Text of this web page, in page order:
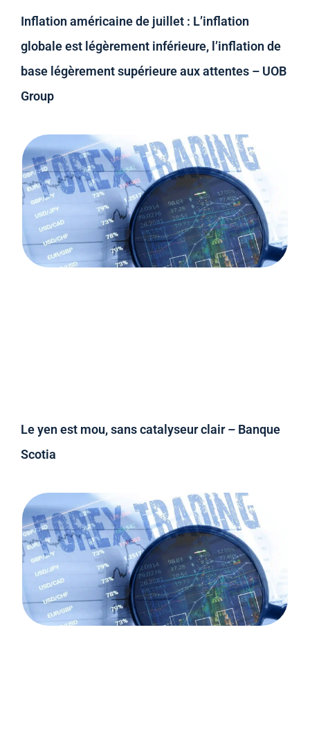
Inflation américaine de juillet : L’inflation
globale est légèrement inférieure, l’inflation de
base légèrement supérieure aux attentes – UOB
Group
Le yen est mou, sans catalyseur clair – Banque
Scotia